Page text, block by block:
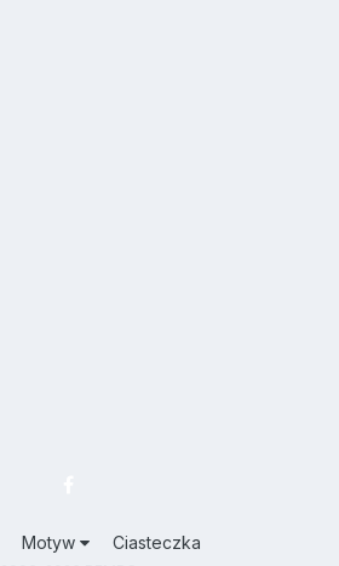
Motyw Ciasteczka